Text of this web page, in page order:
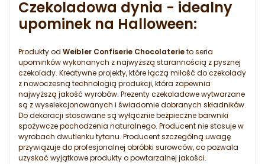
Czekoladowa dynia - idealny
upominek na Halloween:
Produkty od Weibler Confiserie Chocolaterieto seria
upominków wykonanych z najwyższą starannością z pysznej
czekolady. Kreatywne projekty, które łączą miłość do czekolady
z nowoczesną technologią produkcji, która zapewnia
najwyższą jakość wyrobów. Prezenty czekoladowe wytwarzane
są z wyselekcjonowanych i świadomie dobranych składników.
Do dekoracji stosowane są wyłącznie bezpieczne barwniki
spożywcze pochodzenia naturalnego. Producent nie stosuje w
wyrobach dwutlenku tytanu. Producent szczególną uwagę
przywiązuje do profesjonalnej obróbki surowców, co pozwala
uzyskać wyjątkowe produkty o powtarzalnej jakości.